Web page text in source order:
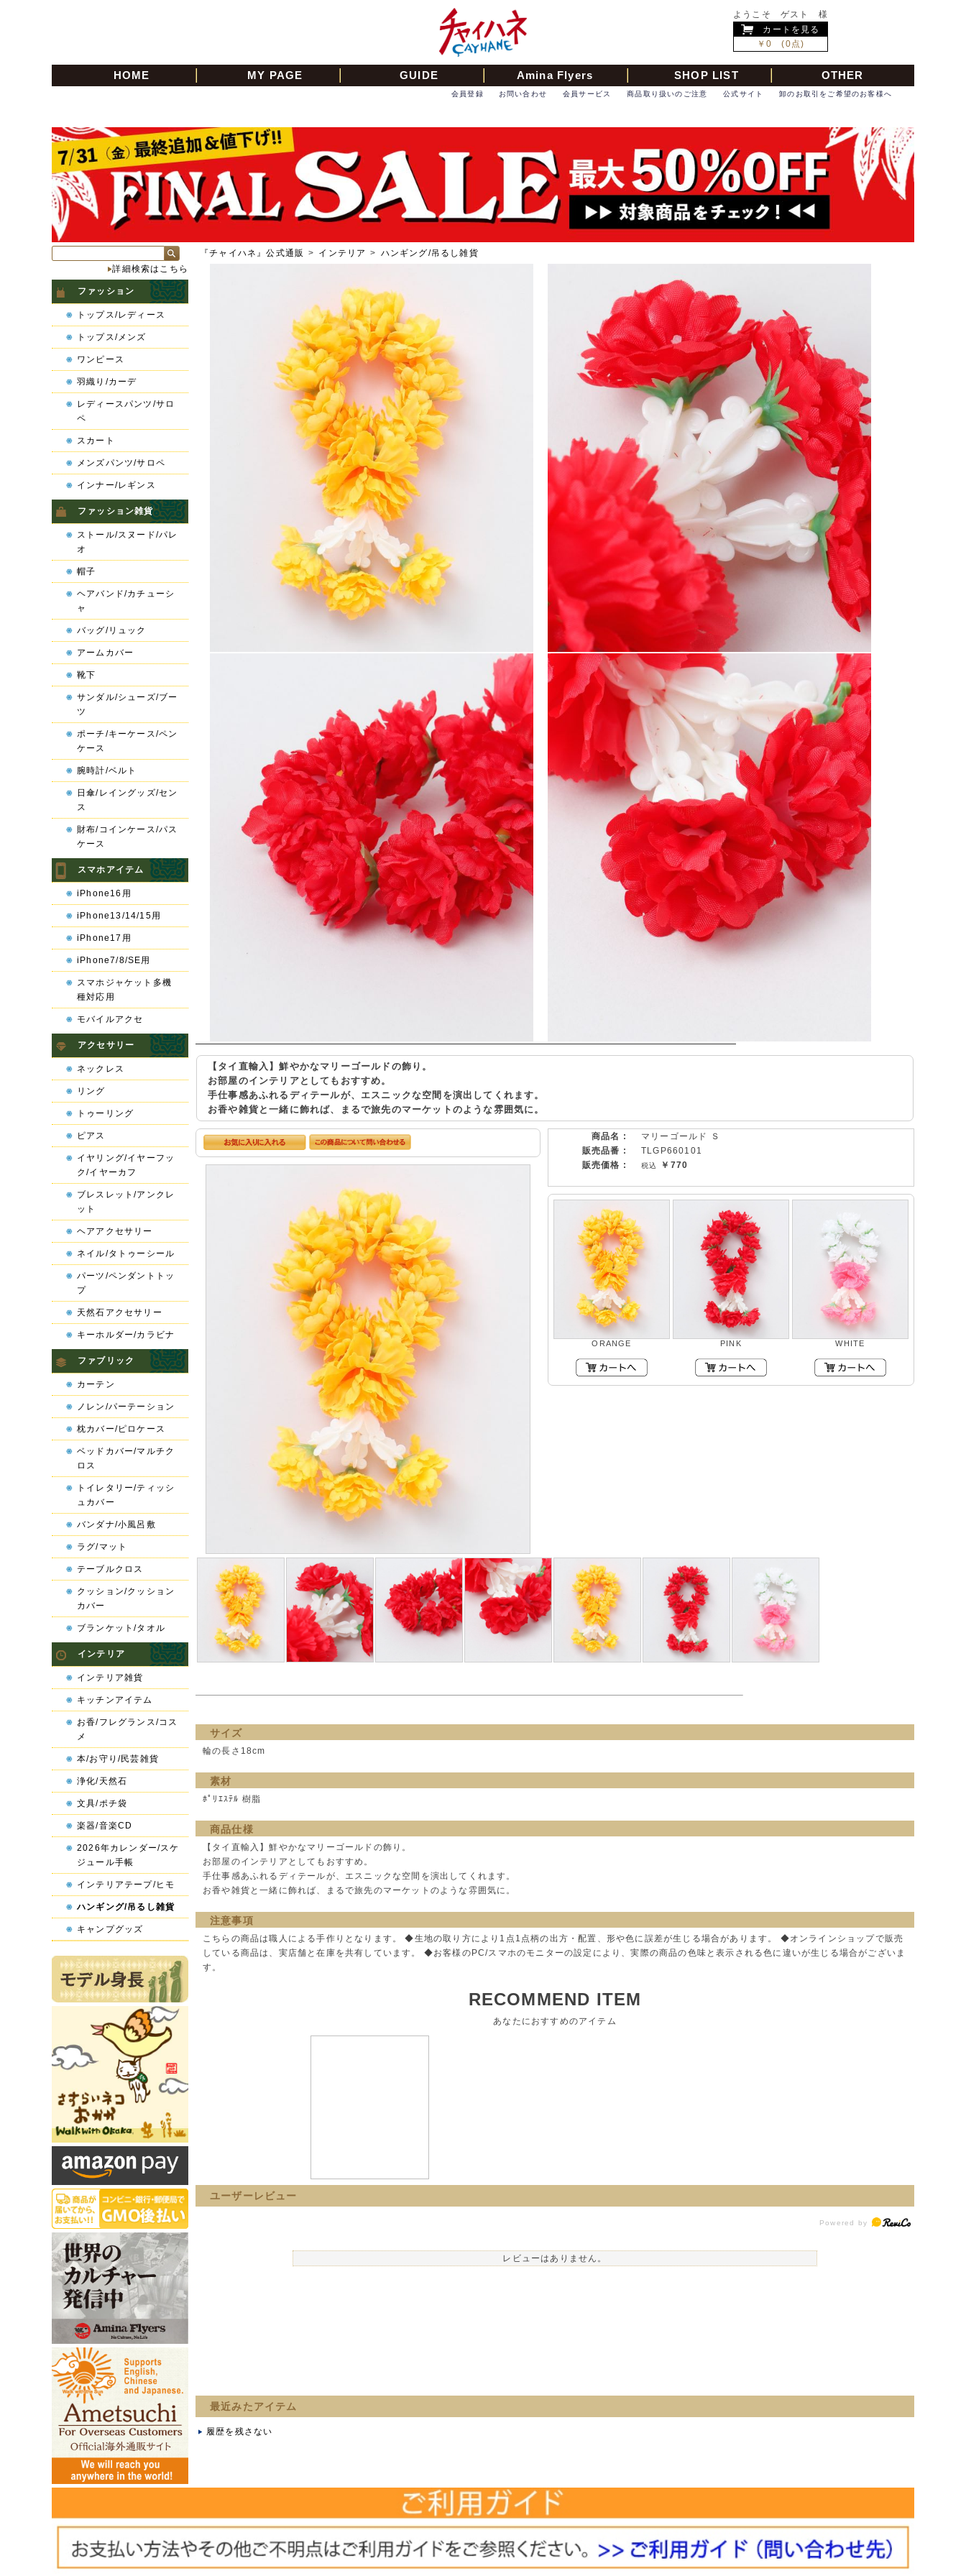
ようこそ ゲスト 様
カートを見る
￥0 (0点)
HOME MY PAGE GUIDE Amina Flyers SHOP LIST OTHER
卸のお取引をご希望のお客様へ
公式サイト
商品取り扱いのご注意
会員サービス
お問い合わせ
会員登録
『チャイハネ』公式通販 > インテリア > ハンギング/吊るし雑貨
【タイ直輸入】鮮やかなマリーゴールドの飾り。
お部屋のインテリアとしてもおすすめ。
手仕事感あふれるディテールが、エスニックな空間を演出してくれます。
お香や雑貨と一緒に飾れば、まるで旅先のマーケットのような雰囲気に。
商品名 :
マリーゴールド Ｓ
販売品番 :
TLGP660101
販売価格 :
￥770
ORANGE PINK WHITE
サイズ
輪の長さ18cm
素材
ﾎﾟﾘｴｽﾃﾙ 樹脂
商品仕様
【タイ直輸入】鮮やかなマリーゴールドの飾り。
お部屋のインテリアとしてもおすすめ。
手仕事感あふれるディテールが、エスニックな空間を演出してくれます。
お香や雑貨と一緒に飾れば、まるで旅先のマーケットのような雰囲気に。
注意事項
こちらの商品は職人による手作りとなります。 ◆生地の取り方により1点1点柄の出方・配置、形や色に誤差が生じる場合があります。 ◆オンラインショップで販売
している商品は、実店舗と在庫を共有しています。 ◆お客様のPC/スマホのモニターの設定により、実際の商品の色味と表示される色に違いが生じる場合がございま
す。
RECOMMEND ITEM
あなたにおすすめのアイテム
ユーザーレビュー
レビューはありません。
最近みたアイテム
履歴を残さない
詳細検索はこちら
ファッション
トップス/レディース
トップス/メンズ
ワンピース
羽織り/カーデ
レディースパンツ/サロ
ペ
スカート
メンズパンツ/サロペ
インナー/レギンス
ファッション雑貨
ストール/スヌード/パレ
オ
帽子
ヘアバンド/カチューシ
ャ
バッグ/リュック
アームカバー
靴下
サンダル/シューズ/ブー
ツ
ポーチ/キーケース/ペン
ケース
腕時計/ベルト
日傘/レイングッズ/セン
ス
財布/コインケース/パス
ケース
スマホアイテム
iPhone16用
iPhone13/14/15用
iPhone17用
iPhone7/8/SE用
スマホジャケット多機
種対応用
モバイルアクセ
アクセサリー
ネックレス
リング
トゥーリング
ピアス
イヤリング/イヤーフッ
ク/イヤーカフ
ブレスレット/アンクレ
ット
ヘアアクセサリー
ネイル/タトゥーシール
パーツ/ペンダントトッ
プ
天然石アクセサリー
キーホルダー/カラビナ
ファブリック
カーテン
ノレン/パーテーション
枕カバー/ピロケース
ベッドカバー/マルチク
ロス
トイレタリー/ティッシ
ュカバー
バンダナ/小風呂敷
ラグ/マット
テーブルクロス
クッション/クッション
カバー
ブランケット/タオル
インテリア
インテリア雑貨
キッチンアイテム
お香/フレグランス/コス
メ
本/お守り/民芸雑貨
浄化/天然石
文具/ポチ袋
楽器/音楽CD
2026年カレンダー/スケ
ジュール手帳
インテリアテープ/ヒモ
ハンギング/吊るし雑貨
キャンプグッズ